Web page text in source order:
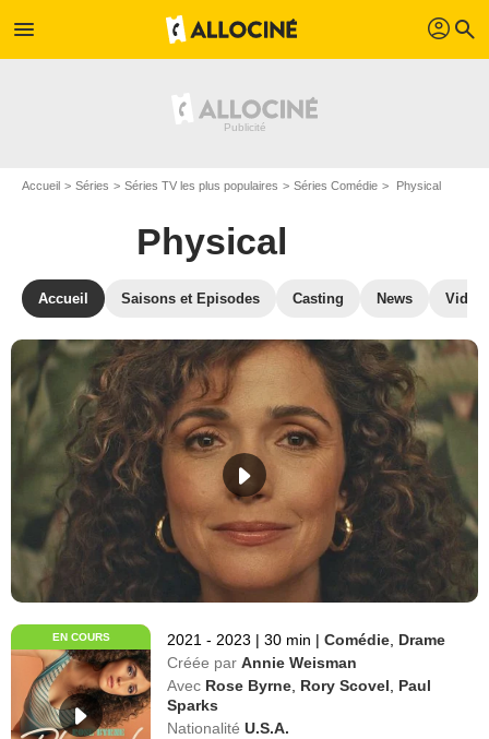
menu profil search
Accueil Séries Séries TV les plus populaires Séries Comédie Physical
Physical
Accueil Saisons et Episodes Casting News
EN COURS 2021 - 2023 | 30 min | Comédie Drame
Créée par Annie Weisman
Avec Rose Byrne Rory Scovel
Paul
Sparks
Nationalité U.S.A.